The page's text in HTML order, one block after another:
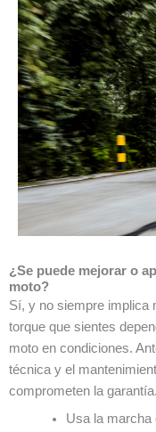
¿Se puede mejorar o
moto?
Sí, y no siempre implica
torque que sientes
moto en condiciones.
técnica y el
comprometen la garantía.
Usa la marcha